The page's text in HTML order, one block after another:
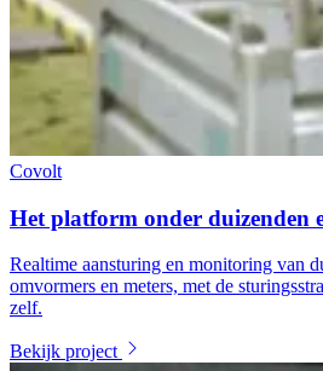
Covolt
Het platform onder duizenden
Realtime aansturing en monitoring van
omvormers en meters, met de
zelf.
Bekijk project